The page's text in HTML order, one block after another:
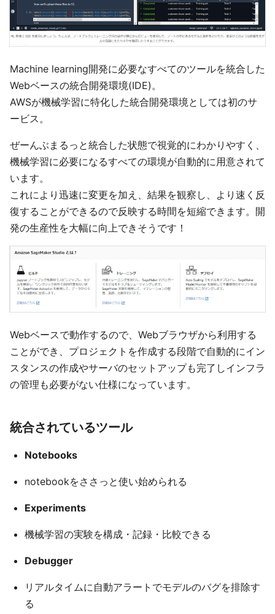
Machine learning開発に必要なすべてのツールを統合した
Webベースの統合開発環境(IDE)。
AWSが機械学習に特化した統合開発環境としては初のサ
ービス。
ぜーんぶまるっと統合した状態で視覚的にわかりやすく、
機械学習に必要になるすべての環境が自動的に用意されて
います。
これにより迅速に変更を加え、結果を観察し、より速く反
復することができるので反映する時間を短縮できます。開
発の生産性を大幅に向上できそうです！
Webベースで動作するので、Webブラウザから利用する
ことができ、プロジェクトを作成する段階で自動的にイン
スタンスの作成やサーバのセットアップも完了しインフラ
の管理も必要がない仕様になっています。
統合されているツール
Notebooks
notebookをささっと使い始められる
Experiments
機械学習の実験を構成・記録・比較できる
Debugger
リアルタイムに自動アラートでモデルのバグを排除す
る